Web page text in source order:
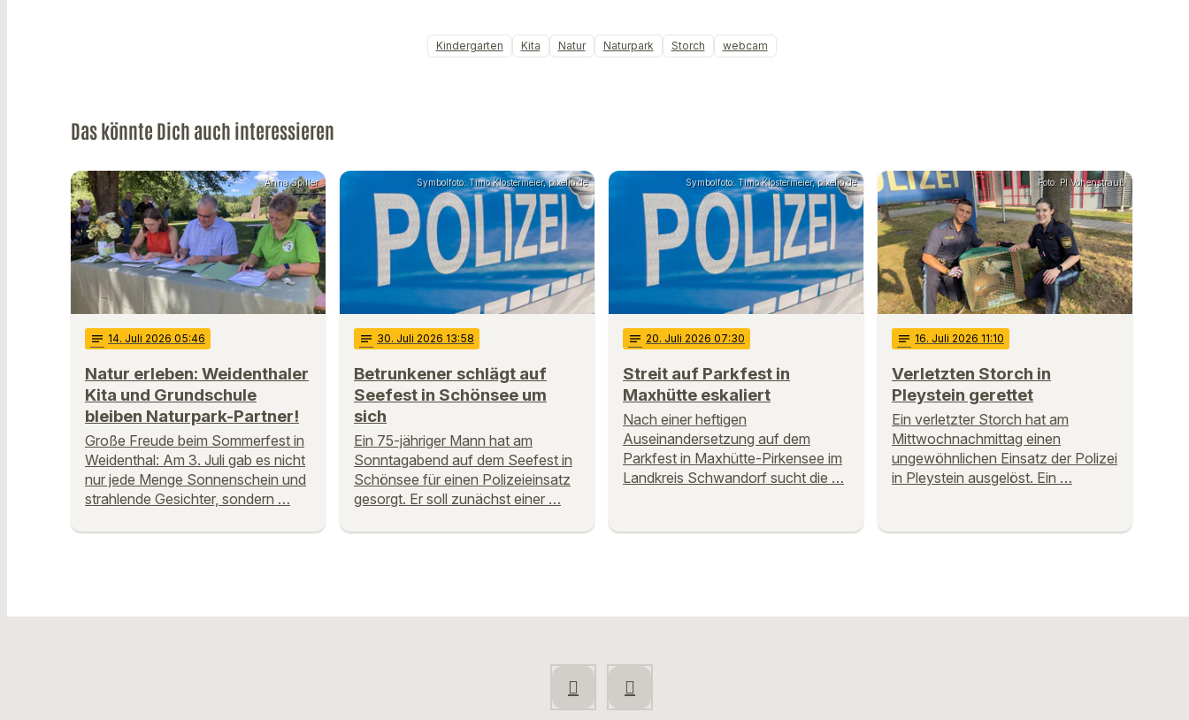
Kindergarten Kita Natur Naturpark Storch webcam
Das könnte Dich auch interessieren
Anna Spiller
notes 14. Juli 2026 05:46
Natur erleben: Weidenthaler
Kita und Grundschule
bleiben Naturpark-Partner!
Große Freude beim Sommerfest in
Weidenthal: Am 3. Juli gab es nicht
nur jede Menge Sonnenschein und
strahlende Gesichter, sondern …
Symbolfoto: Timo Klostermeier, pixelio.de
notes 30. Juli 2026 13:58
Betrunkener schlägt auf
Seefest in Schönsee um
sich
Ein 75-jähriger Mann hat am
Sonntagabend auf dem Seefest in
Schönsee für einen Polizeieinsatz
gesorgt. Er soll zunächst einer …
Symbolfoto: Timo Klostermeier, pixelio.de
notes 20. Juli 2026 07:30
Streit auf Parkfest in
Maxhütte eskaliert
Nach einer heftigen
Auseinandersetzung auf dem
Parkfest in Maxhütte-Pirkensee im
Landkreis Schwandorf sucht die …
Foto: PI Vohenstrauß
notes 16. Juli 2026 11:10
Verletzten Storch in
Pleystein gerettet
Ein verletzter Storch hat am
Mittwochnachmittag einen
ungewöhnlichen Einsatz der Polizei
in Pleystein ausgelöst. Ein …